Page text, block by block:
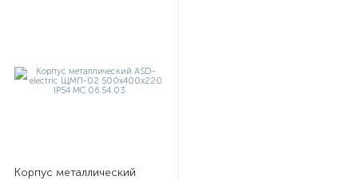
Корпус металлический